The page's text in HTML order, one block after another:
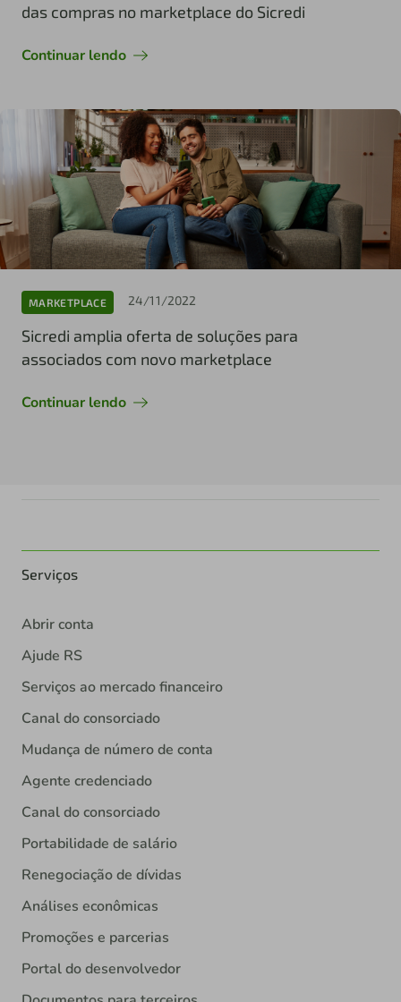
das compras no marketplace do Sicredi
Continuar lendo
MARKETPLACE 24/11/2022
Sicredi amplia oferta de soluções para
associados com novo marketplace
Continuar lendo
Serviços
Abrir conta
Ajude RS
Serviços ao mercado financeiro
Canal do consorciado
Mudança de número de conta
Agente credenciado
Canal do consorciado
Portabilidade de salário
Renegociação de dívidas
Análises econômicas
Promoções e parcerias
Portal do desenvolvedor